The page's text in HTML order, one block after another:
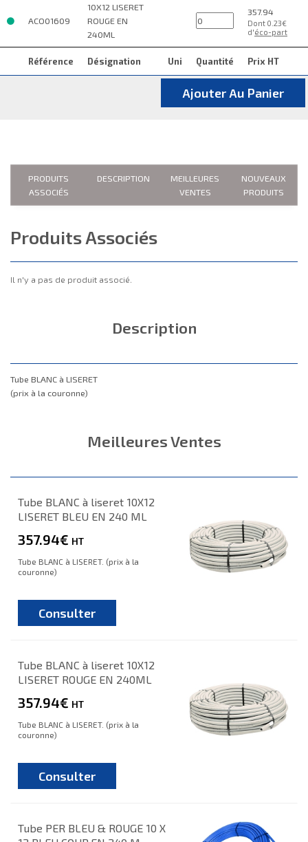
Référence Désignation Uni Quantité Prix HT
ACO01609
10X12 LISERET
ROUGE EN
240ML
357.94
Dont 0.23€
d'éco-part
Ajouter Au Panier
PRODUITS
ASSOCIÉS
DESCRIPTION
MEILLEURES
VENTES
NOUVEAUX
PRODUITS
Produits Associés
Il n'y a pas de produit associé.
Description
Tube BLANC à LISERET
(prix à la couronne)
Meilleures Ventes
Tube BLANC à liseret 10X12
LISERET BLEU EN 240 ML
357.94€ HT
Tube BLANC à LISERET. (prix à la
couronne)
Consulter
Tube BLANC à liseret 10X12
LISERET ROUGE EN 240ML
357.94€ HT
Tube BLANC à LISERET. (prix à la
couronne)
Consulter
Tube PER BLEU & ROUGE 10 X